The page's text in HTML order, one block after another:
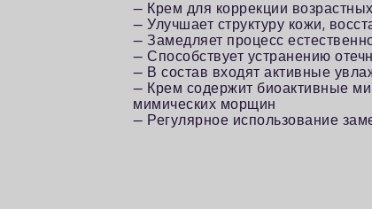
— Крем для коррекции
— Улучшает структуру кожи,
— Замедляет процесс
— Способствует устранению
— В состав входят активные
— Крем содержит биоактивные
мимических морщин
— Регулярное использование